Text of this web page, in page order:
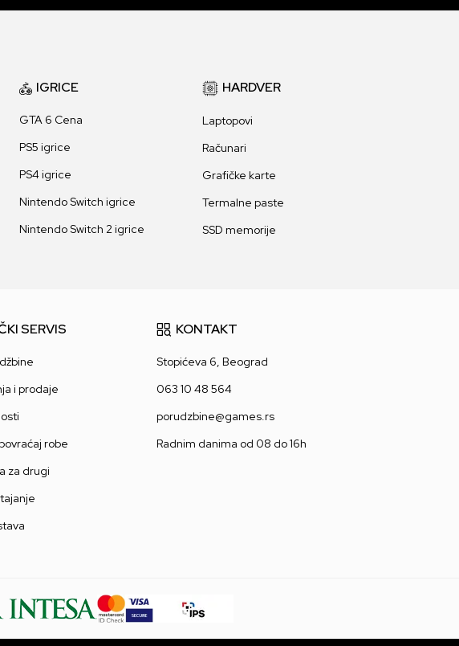
IGRICE
GTA 6 Cena
PS5 igrice
PS4 igrice
Nintendo Switch igrice
Nintendo Switch 2 igrice
HARDVER
Laptopovi
Računari
Grafičke karte
Termalne paste
SSD memorije
SERVIS
i prodaje
robe
za drugi
KONTAKT
Stopićeva 6, Beograd
063 10 48 564
porudzbine@games.rs
Radnim danima od 08 do 16h